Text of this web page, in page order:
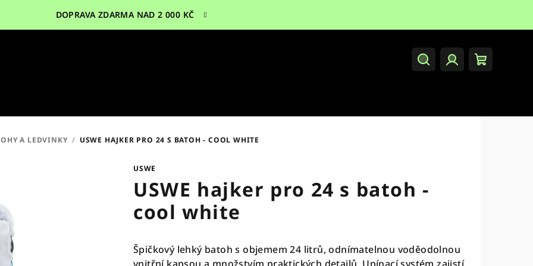
DOPRAVA ZDARMA NAD 2 000 KČ
HledatPřihlášeníNákupní
A LEDVINKY / USWE HAJKER PRO 24 S BATOH - COOL WHITE
USWE
USWE hajker pro 24 s batoh -
cool white
Špičkový lehký batoh s objemem 24 litrů, odnímatelnou voděodolnou